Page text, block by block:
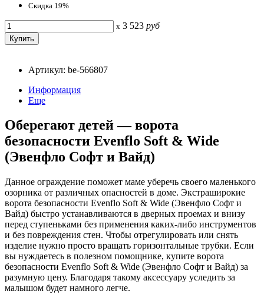
Скидка 19%
x 3 523 руб
Артикул: be-566807
Информация
Еще
Оберегают детей — ворота
безопасности Evenflo Soft & Wide
(Эвенфло Софт и Вайд)
Данное ограждение поможет маме уберечь своего маленького
озорника от различных опасностей в доме. Экстраширокие
ворота безопасности Evenflo Soft & Wide (Эвенфло Софт и
Вайд) быстро устанавливаются в дверных проемах и внизу
перед ступеньками без применения каких-либо инструментов
и без повреждения стен. Чтобы отрегулировать или снять
изделие нужно просто вращать горизонтальные трубки. Если
вы нуждаетесь в полезном помощнике, купите ворота
безопасности Evenflo Soft & Wide (Эвенфло Софт и Вайд) за
разумную цену. Благодаря такому аксессуару уследить за
малышом будет намного легче.